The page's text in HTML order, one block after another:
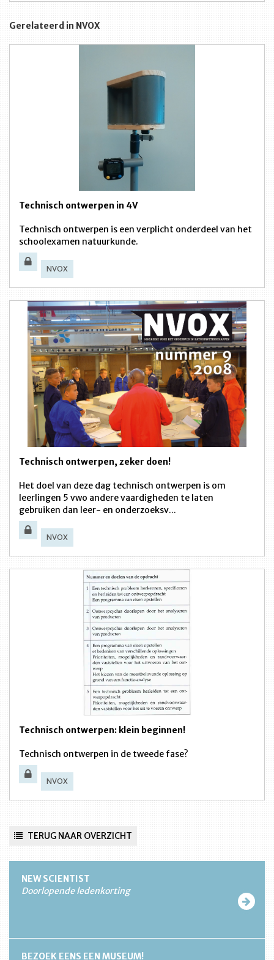
Gerelateerd in NVOX
Technisch ontwerpen in 4V
Technisch ontwerpen is een verplicht onderdeel van het
schoolexamen natuurkunde.
NVOX
Technisch ontwerpen, zeker doen!
Het doel van deze dag technisch ontwerpen is om
leerlingen 5 vwo andere vaardigheden te laten
gebruiken dan leer- en onderzoeksv...
NVOX
Technisch ontwerpen: klein beginnen!
Technisch ontwerpen in de tweede fase?
NVOX
TERUG NAAR OVERZICHT
NEW SCIENTIST
Doorlopende ledenkorting
BEZOEK EENS EEN MUSEUM!